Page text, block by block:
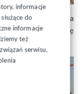
informacje
do
informacje
też
serwisu,
a wydarzenia
35 laty stały im się